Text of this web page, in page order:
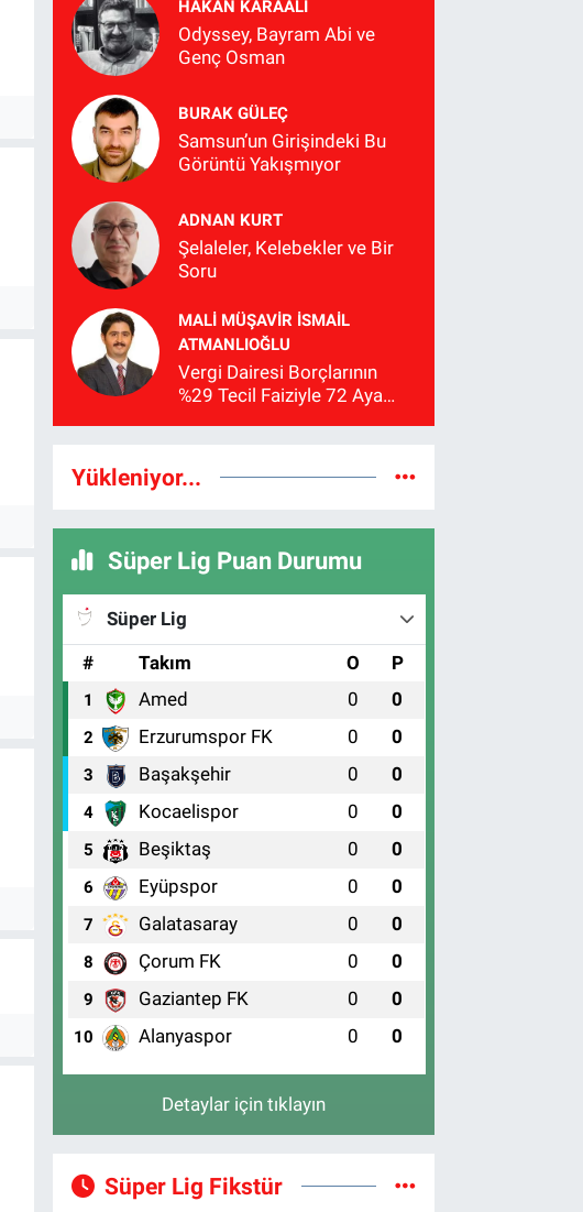
HAKAN KARAALİ
Odyssey, Bayram Abi ve
Genç Osman
BURAK GÜLEÇ
Samsun’un Girişindeki Bu
Görüntü Yakışmıyor
ADNAN KURT
Şelaleler, Kelebekler ve Bir
Soru
MALI MÜŞAVIR İSMAIL
ATMANLIOĞLU
Vergi Dairesi Borçlarının
%29 Tecil Faiziyle 72 Aya
Yükleniyor...
Süper Lig Puan Durumu
Süper Lig
#
Takım O P
1 Amed 0 0
2 Erzurumspor FK 0 0
3 Başakşehir 0 0
4 Kocaelispor 0 0
5 Beşiktaş 0 0
6 Eyüpspor 0 0
7 Galatasaray 0 0
8 Çorum FK 0 0
9 Gaziantep FK 0 0
10 Alanyaspor 0 0
Detaylar için tıklayın
Süper Lig Fikstür